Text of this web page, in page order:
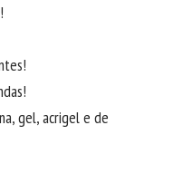
gel, acrigel e de